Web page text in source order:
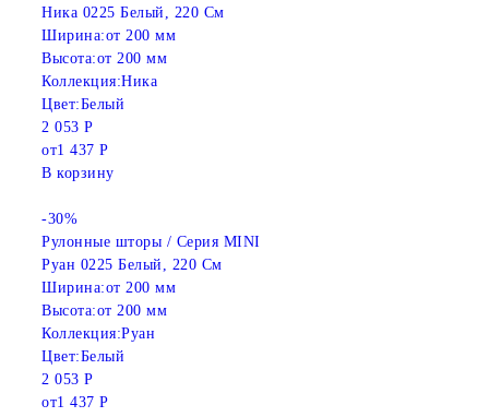
Ника 0225 Белый, 220 См
Ширина:от 200 мм
Высота:от 200 мм
Коллекция:Ника
Цвет:Белый
2 053 Р
от1 437 Р
В корзину
-30%
Рулонные шторы / Серия MINI
Руан 0225 Белый, 220 См
Ширина:от 200 мм
Высота:от 200 мм
Коллекция:Руан
Цвет:Белый
2 053 Р
от1 437 Р